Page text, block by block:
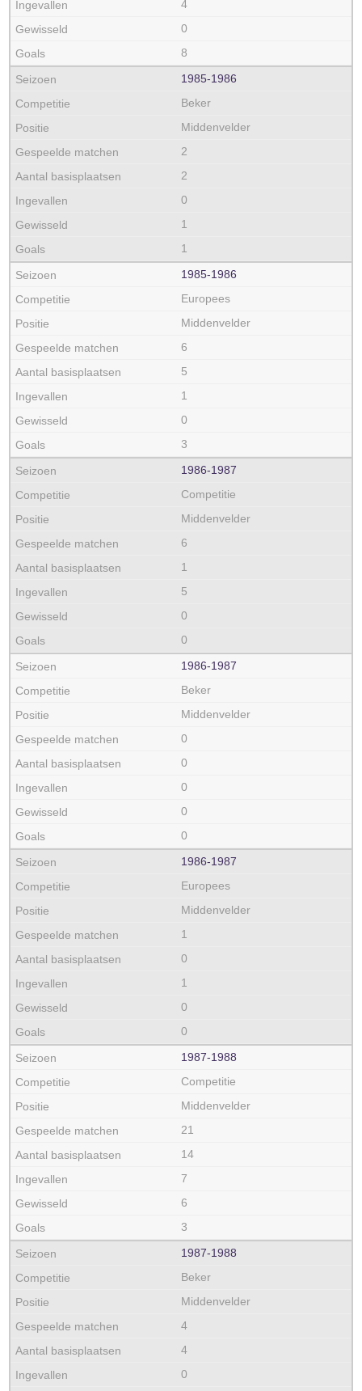
4
0
8
1985‑1986
Beker
Middenvelder
2
2
0
1
1
1985‑1986
Europees
Middenvelder
6
5
1
0
3
1986‑1987
Competitie
Middenvelder
6
1
5
0
0
1986‑1987
Beker
Middenvelder
0
0
0
0
0
1986‑1987
Europees
Middenvelder
1
0
1
0
0
1987‑1988
Competitie
Middenvelder
21
14
7
6
3
1987‑1988
Beker
Middenvelder
4
4
0